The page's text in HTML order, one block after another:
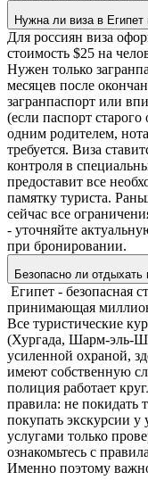
Нужна ли виза в
Для россиян виза
стоимость $25 на
Нужен только
месяцев после
загранпаспорт или
(если паспорт
одним родителем,
требуется. Виза
контроля в
предоставит все
памятку туриста.
сейчас все
- уточняйте
при бронировании.
Безопасно ли отдыхать
Египет - безопасная
принимающая
Все туристические
(Хургада, Шарм-эль-
усиленной охраной,
имеют собственную
полиция работает
правила: не покидать
покупать экскурсии у
услугами только
ознакомьтесь с
Именно поэтому